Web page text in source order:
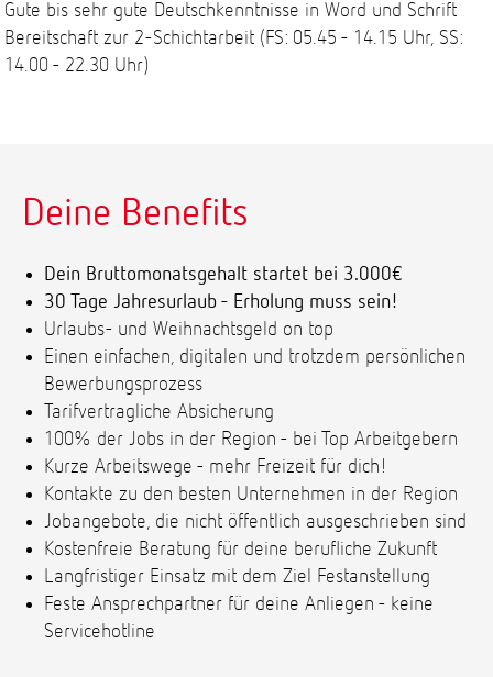
Gute bis sehr gute Deutschkenntnisse in Word und Schrift
Bereitschaft zur 2-Schichtarbeit (FS: 05.45 - 14.15 Uhr, SS:
14.00 - 22.30 Uhr)
Deine Benefits
Dein Bruttomonatsgehalt startet bei 3.000€
30 Tage Jahresurlaub - Erholung muss sein!
Urlaubs- und Weihnachtsgeld on top
Einen einfachen, digitalen und trotzdem persönlichen
Bewerbungsprozess
Tarifvertragliche Absicherung
100% der Jobs in der Region - bei Top Arbeitgebern
Kurze Arbeitswege - mehr Freizeit für dich!
Kontakte zu den besten Unternehmen in der Region
Jobangebote, die nicht öffentlich ausgeschrieben sind
Kostenfreie Beratung für deine berufliche Zukunft
Langfristiger Einsatz mit dem Ziel Festanstellung
Feste Ansprechpartner für deine Anliegen - keine
Servicehotline